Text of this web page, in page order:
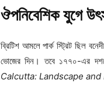
ঔপনিবেশিক যুগে
ব্রিটিশ আমলে পার্ক স্ট্রিট ছিল
ভোজের দিন। তবে ১৭৭০-এর
Calcutta: Landscape and